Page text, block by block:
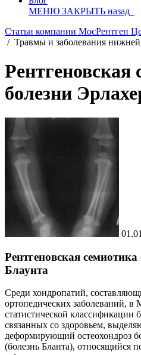
МЕНЮ ЗАКРЫТЬ назад
Статьи компании МосРентген
/ Травмы и заболевания нижней
Рентгеновская
болезни
Рентгеновская
Блаунта
Среди хондропатий,
ортопедических заболеваний,
статистической классификации
связанных со здоровьем,
деформирующий остеохондроз
(болезнь Бланта), относящийся